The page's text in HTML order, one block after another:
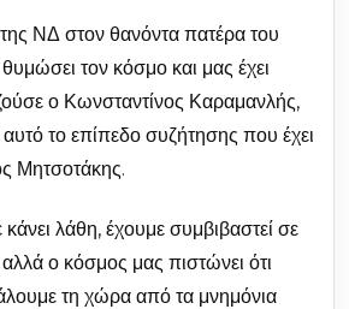
ΝΔ στον θανόντα πατέρα του
τον κόσμο και μας έχει
ο Κωνσταντίνος Καραμανλής,
το επίπεδο συζήτησης που έχει
Μητσοτάκης.
λάθη, έχουμε συμβιβαστεί σε
ο κόσμος μας πιστώνει ότι
τη χώρα από τα μνημόνια